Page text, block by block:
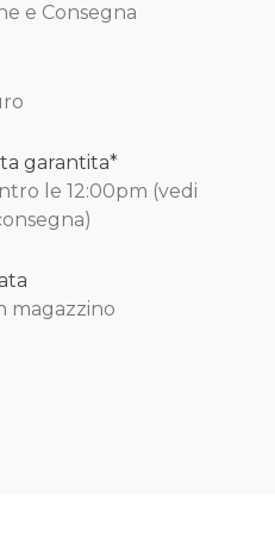
e Consegna
garantita*
le 12:00pm (vedi
magazzino